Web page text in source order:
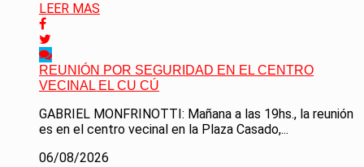
LEER MAS
REUNIÓN POR SEGURIDAD EN EL CENTRO
VECINAL EL CU CÚ
GABRIEL MONFRINOTTI: Mañana a las 19hs., la reunión
es en el centro vecinal en la Plaza Casado,...
06/08/2026